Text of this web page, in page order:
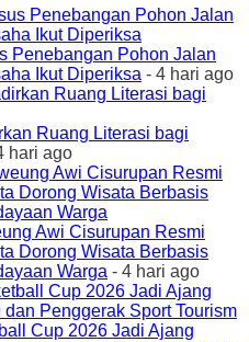
Penebangan Pohon Jalan
Ikut Diperiksa - 4 hari ago
Ruang Literasi bagi
hari ago
Awi Cisurupan Resmi
Dorong Wisata Berbasis
Warga - 4 hari ago
Cup 2026 Jadi Ajang